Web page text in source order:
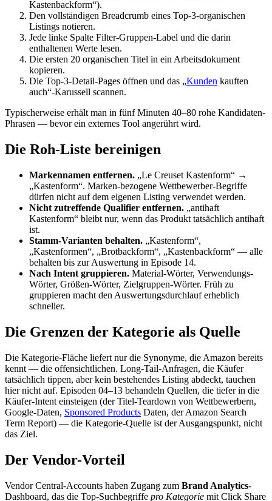
Kastenbackform“).
Den vollständigen Breadcrumb eines Top-3-organischen
Listings notieren.
Jede linke Spalte Filter-Gruppen-Label und die darin
enthaltenen Werte lesen.
Die ersten 20 organischen Titel in ein Arbeitsdokument
kopieren.
Die Top-3-Detail-Pages öffnen und das „Kunden kauften
auch“-Karussell scannen.
Typischerweise erhält man in fünf Minuten 40–80 rohe Kandidaten-
Phrasen — bevor ein externes Tool angerührt wird.
Die Roh-Liste bereinigen
Markennamen entfernen. „Le Creuset Kastenform“ →
„Kastenform“. Marken-bezogene Wettbewerber-Begriffe
dürfen nicht auf dem eigenen Listing verwendet werden.
Nicht zutreffende Qualifier entfernen. „antihaft
Kastenform“ bleibt nur, wenn das Produkt tatsächlich antihaft
ist.
Stamm-Varianten behalten. „Kastenform“,
„Kastenformen“, „Brotbackform“, „Kastenbackform“ — alle
behalten bis zur Auswertung in Episode 14.
Nach Intent gruppieren. Material-Wörter, Verwendungs-
Wörter, Größen-Wörter, Zielgruppen-Wörter. Früh zu
gruppieren macht den Auswertungsdurchlauf erheblich
schneller.
Die Grenzen der Kategorie als Quelle
Die Kategorie-Fläche liefert nur die Synonyme, die Amazon bereits
kennt — die offensichtlichen. Long-Tail-Anfragen, die Käufer
tatsächlich tippen, aber kein bestehendes Listing abdeckt, tauchen
hier nicht auf. Episoden 04–13 behandeln Quellen, die tiefer in die
Käufer-Intent einsteigen (der Titel-Teardown von Wettbewerbern,
Google-Daten, Sponsored Products Daten, der Amazon Search
Term Report) — die Kategorie-Quelle ist der Ausgangspunkt, nicht
das Ziel.
Der Vendor-Vorteil
Vendor Central-Accounts haben Zugang zum Brand Analytics-
Dashboard, das die Top-Suchbegriffe pro Kategorie mit Click Share